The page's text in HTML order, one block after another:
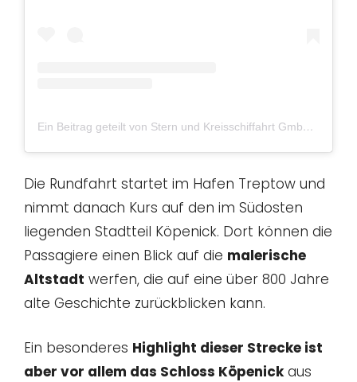
Ein Beitrag geteilt von Stern und Kreisschiffahrt GmbH (@sternundkreis)
Die Rundfahrt startet im Hafen Treptow und
nimmt danach Kurs auf den im Südosten
liegenden Stadtteil Köpenick. Dort können die
Passagiere einen Blick auf die malerische
Altstadt werfen, die auf eine über 800 Jahre
alte Geschichte zurückblicken kann.
Ein besonderes Highlight dieser Strecke ist
aber vor allem das Schloss Köpenickaus